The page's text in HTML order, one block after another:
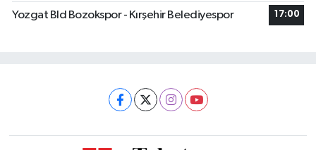
Yozgat Bld Bozokspor - Kırşehir Belediyespor 17:00